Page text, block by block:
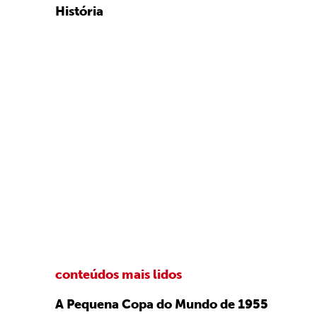
História
conteúdos mais lidos
A Pequena Copa do Mundo de 1955